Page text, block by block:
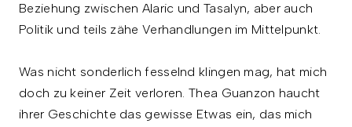
Beziehung zwischen Alaric und Tasalyn, aber auch
Politik und teils zähe Verhandlungen im Mittelpunkt.
Was nicht sonderlich fesselnd klingen mag, hat mich
doch zu keiner Zeit verloren. Thea Guanzon haucht
ihrer Geschichte das gewisse Etwas ein, das mich